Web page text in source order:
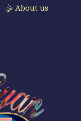
🤹 About us